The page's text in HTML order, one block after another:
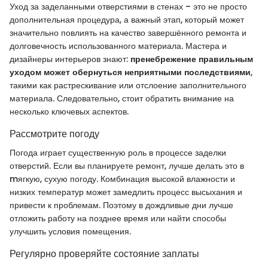
Уход за заделанными отверстиями в стенах – это не просто
дополнительная процедура, а важный этап, который может
значительно повлиять на качество завершённого ремонта и
долговечность использованного материала. Мастера и
дизайнеры интерьеров знают: пренебрежение правильным
уходом может обернуться неприятными последствиями,
такими как растрескивание или отслоение заполнительного
материала. Следовательно, стоит обратить внимание на
несколько ключевых аспектов.
Рассмотрите погоду
Погода играет существенную роль в процессе заделки
отверстий. Если вы планируете ремонт, лучше делать это в
mягкую, сухую погоду. Комбинация высокой влажности и
низких температур может замедлить процесс высыхания и
привести к проблемам. Поэтому в дождливые дни лучше
отложить работу на позднее время или найти способы
улучшить условия помещения.
Регулярно проверяйте состояние заплаты